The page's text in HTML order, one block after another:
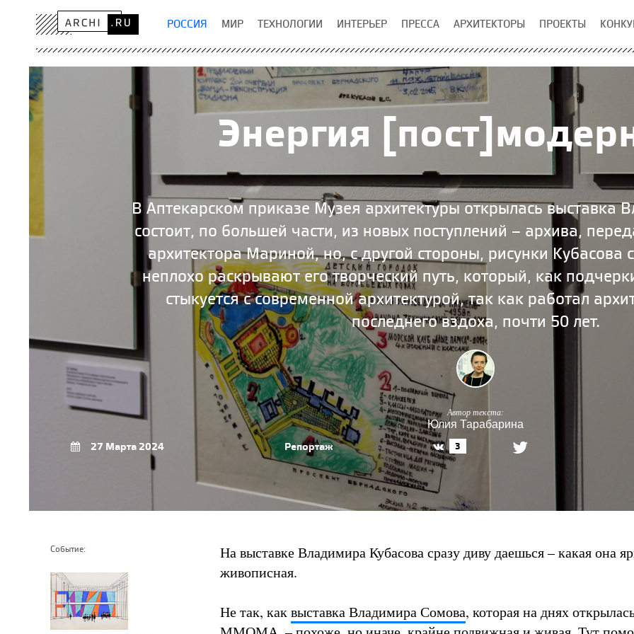
РОССИЯ МИР ТЕХНОЛОГИИ ИНТЕРЬЕР ПРЕССА АРХИТЕКТОРЫ ПРОЕКТЫ
Энергия
В Аптекарском приказе Музея архитектуры открылась выставка
состоит, по большей части, из новых поступлений – архива,
архитектора Мариной, но, с другой стороны, рисунки Кубасова
неплохо раскрывают его творческий путь, который, как
стыкуется с современной архитектурой, так как работал
последнего вздоха, почти 50 лет.
Автор текста:
Юлия Тарабарина
27 Марта 2024 Репортаж 3
Событие:
На выставке Владимира Кубасова сразу диву даешься – какая она
живописная.
Не так, каквыставка Владимира Сомова, которая на днях